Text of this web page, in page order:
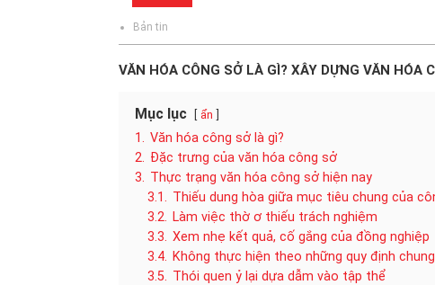
Bản tin
VĂN HÓA CÔNG SỞ LÀ GÌ? XÂY DỰNG VĂN HÓA
Mục lục ẩn
1. Văn hóa công sở là gì?
2. Đặc trưng của văn hóa công sở
3. Thực trạng văn hóa công sở hiện nay
3.1. Thiếu dung hòa giữa mục tiêu chung của
3.2. Làm việc thờ ơ thiếu trách nghiệm
3.3. Xem nhẹ kết quả, cố gắng của đồng nghiệp
3.4. Không thực hiện theo những quy định
3.5. Thói quen ỷ lại dựa dẫm vào tập thể